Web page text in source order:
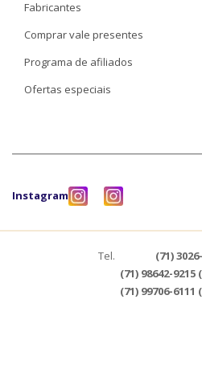
Fabricantes
Comprar vale presentes
Programa de afiliados
Ofertas especiais
Instagram
Tel.
(71)
(71) 98642-
(71) 99706-